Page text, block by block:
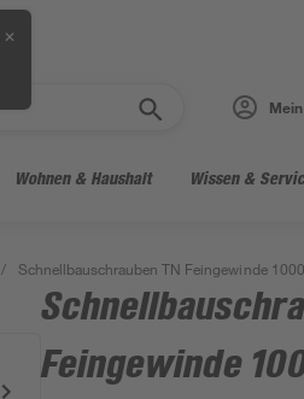
✕
Wohnen & Haushalt Wissen &
/ Schnellbauschrauben TN Feingewinde
Feingewinde